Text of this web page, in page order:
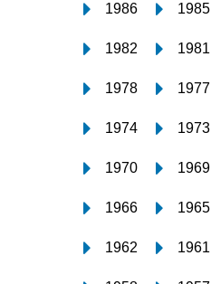
1986 1985
1982 1981
1978 1977
1974 1973
1970 1969
1966 1965
1962 1961